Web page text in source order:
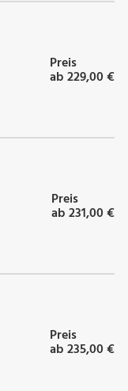
Preis
ab 229,00 €
Preis
ab 231,00 €
Preis
ab 235,00 €